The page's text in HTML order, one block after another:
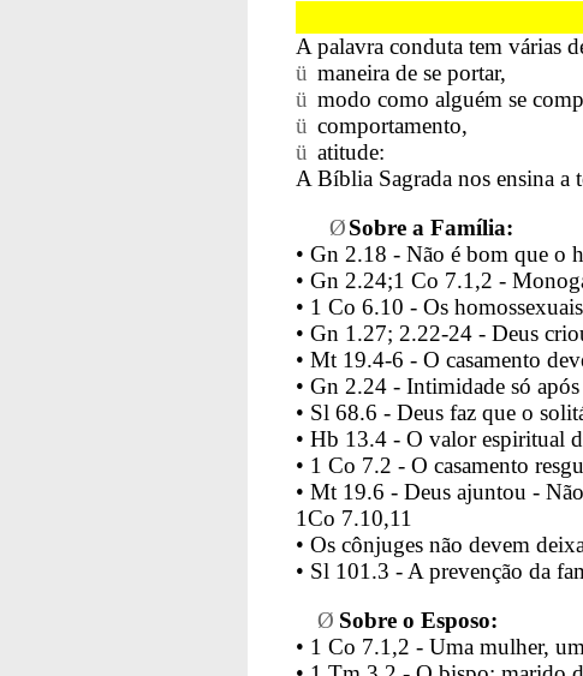
A palavra conduta tem várias
ü maneira de se portar,
ü modo como alguém se
ü comportamento,
ü atitude:
A Bíblia Sagrada nos ensina a
ØSobre a Família:
• Gn 2.18 - Não é bom que o
• Gn 2.24;1 Co 7.1,2 -
• 1 Co 6.10 - Os
• Gn 1.27; 2.22-24 - Deus
• Mt 19.4-6 - O casamento
• Gn 2.24 - Intimidade só após
• Sl 68.6 - Deus faz que o
• Hb 13.4 - O valor espiritual
• 1 Co 7.2 - O casamento
• Mt 19.6 - Deus ajuntou -
1Co 7.10,11
• Os cônjuges não devem
• Sl 101.3 - A prevenção da
Ø Sobre o Esposo:
• 1 Co 7.1,2 - Uma mulher,